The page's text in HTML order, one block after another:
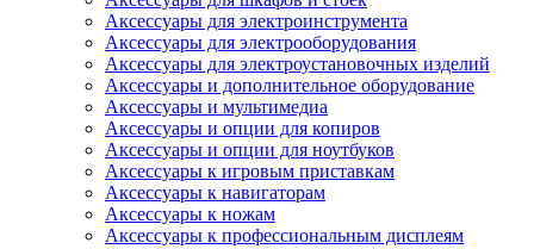
Аксессуары для электроинструмента
Аксессуары для электрооборудования
Аксессуары для электроустановочных изделий
Аксессуары и дополнительное оборудование
Аксессуары и мультимедиа
Аксессуары и опции для копиров
Аксессуары и опции для ноутбуков
Аксессуары к игровым приставкам
Аксессуары к навигаторам
Аксессуары к ножам
Аксессуары к профессиональным дисплеям